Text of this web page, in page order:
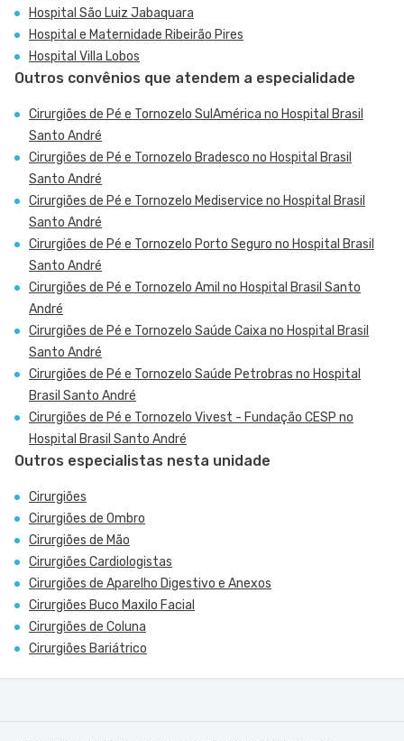
Hospital São Luiz Jabaquara
Hospital e Maternidade Ribeirão Pires
Hospital Villa Lobos
Outros convênios que atendem a especialidade
Cirurgiões de Pé e Tornozelo SulAmérica no Hospital Brasil
Santo André
Cirurgiões de Pé e Tornozelo Bradesco no Hospital Brasil
Santo André
Cirurgiões de Pé e Tornozelo Mediservice no Hospital Brasil
Santo André
Cirurgiões de Pé e Tornozelo Porto Seguro no Hospital Brasil
Santo André
Cirurgiões de Pé e Tornozelo Amil no Hospital Brasil Santo
André
Cirurgiões de Pé e Tornozelo Saúde Caixa no Hospital Brasil
Santo André
Cirurgiões de Pé e Tornozelo Saúde Petrobras no Hospital
Brasil Santo André
Cirurgiões de Pé e Tornozelo Vivest - Fundação CESP no
Hospital Brasil Santo André
Outros especialistas nesta unidade
Cirurgiões
Cirurgiões de Ombro
Cirurgiões de Mão
Cirurgiões Cardiologistas
Cirurgiões de Aparelho Digestivo e Anexos
Cirurgiões Buco Maxilo Facial
Cirurgiões de Coluna
Cirurgiões Bariátrico